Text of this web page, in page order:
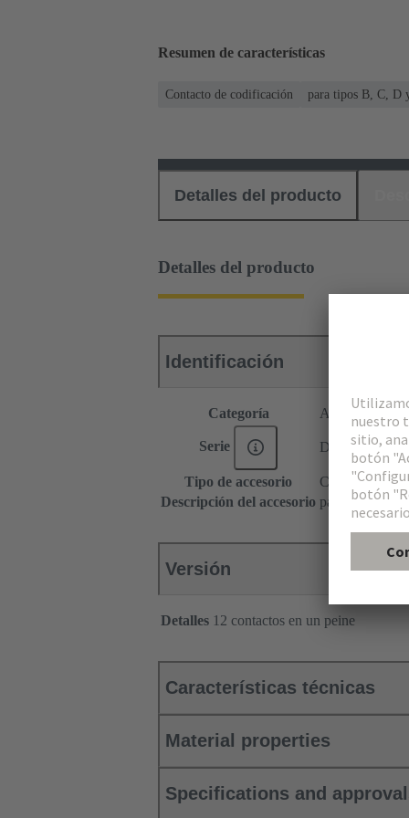
Resumen de características
Contacto de codificación para tipos B, C, D
Detalles del producto
Detalles del producto
Identificación
Categoría Accesorios
Serie DIN 41612
Tipo de accesorio
Contacto de
Descripción del accesorio para tipos B,
Versión
Detalles 12 contactos en un peine
Características técnicas
Material properties
Specifications and